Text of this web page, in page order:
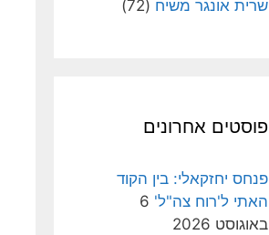
שרית אונגר משיח (72)
פוסטים אחרונים
פנחס יחזקאלי: בין הקוד
האתי ל'רוח צה"ל' 6
באוגוסט 2026